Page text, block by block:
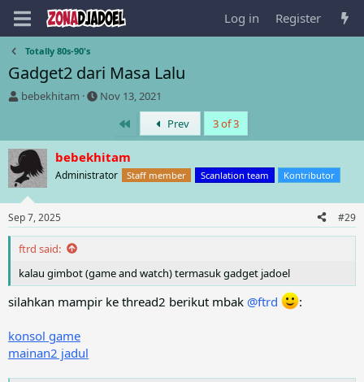
Log in Register
Totally 80s-90's
Gadget2 dari Masa Lalu
T
e
a
d
s
t
a
r
t
e
r
bebekhitam
S
r
t
a
Nov 13, 2021
Prev 3 of 3
bebekhitam
Administrator Staff member Scanlation team Kontributor
Sep 7, 2025 #29
ftrd said:
kalau gimbot (game and watch) termasuk gadget jadoel
silahkan mampir ke thread2 berikut mbak @ftrd :
konsol game
mainan2 jadul